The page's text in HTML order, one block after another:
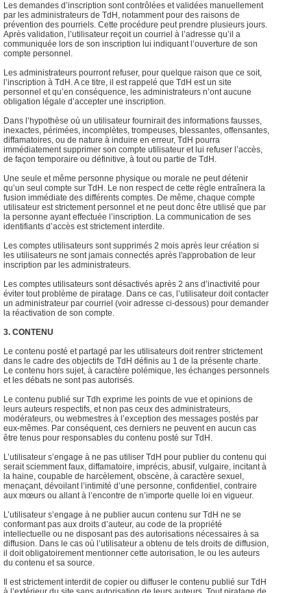
Les demandes d’inscription sont contrôlées et validées manuellement
par les administrateurs de TdH, notamment pour des raisons de
prévention des pourriels. Cette procédure peut prendre plusieurs jours.
Après validation, l’utilisateur reçoit un courriel à l’adresse qu’il a
communiquée lors de son inscription lui indiquant l’ouverture de son
compte personnel.
Les administrateurs pourront refuser, pour quelque raison que ce soit,
l’inscription à TdH. A ce titre, il est rappelé que TdH est un site
personnel et qu’en conséquence, les administrateurs n’ont aucune
obligation légale d’accepter une inscription.
Dans l’hypothèse où un utilisateur fournirait des informations fausses,
inexactes, périmées, incomplètes, trompeuses, blessantes, offensantes,
diffamatoires, ou de nature à induire en erreur, TdH pourra
immédiatement supprimer son compte utilisateur et lui refuser l’accès,
de façon temporaire ou définitive, à tout ou partie de TdH.
Une seule et même personne physique ou morale ne peut détenir
qu’un seul compte sur TdH. Le non respect de cette règle entraînera la
fusion immédiate des différents comptes. De même, chaque compte
utilisateur est strictement personnel et ne peut donc être utilisé que par
la personne ayant effectuée l’inscription. La communication de ses
identifiants d’accès est strictement interdite.
Les comptes utilisateurs sont supprimés 2 mois après leur création si
les utilisateurs ne sont jamais connectés après l'approbation de leur
inscription par les administrateurs.
Les comptes utilisateurs sont désactivés après 2 ans d’inactivité pour
éviter tout problème de piratage. Dans ce cas, l’utilisateur doit contacter
un administrateur par courriel (voir adresse ci-dessous) pour demander
la réactivation de son compte.
3. CONTENU
Le contenu posté et partagé par les utilisateurs doit rentrer strictement
dans le cadre des objectifs de TdH définis au 1 de la présente charte.
Le contenu hors sujet, à caractère polémique, les échanges personnels
et les débats ne sont pas autorisés.
Le contenu publié sur Tdh exprime les points de vue et opinions de
leurs auteurs respectifs, et non pas ceux des administrateurs,
modérateurs, ou webmestres à l’exception des messages postés par
eux-mêmes. Par conséquent, ces derniers ne peuvent en aucun cas
être tenus pour responsables du contenu posté sur TdH.
L’utilisateur s’engage à ne pas utiliser TdH pour publier du contenu qui
serait sciemment faux, diffamatoire, imprécis, abusif, vulgaire, incitant à
la haine, coupable de harcèlement, obscène, à caractère sexuel,
menaçant, dévoilant l’intimité d’une personne, confidentiel, contraire
aux mœurs ou allant à l’encontre de n’importe quelle loi en vigueur.
L’utilisateur s’engage à ne publier aucun contenu sur TdH ne se
conformant pas aux droits d’auteur, au code de la propriété
intellectuelle ou ne disposant pas des autorisations nécessaires à sa
diffusion. Dans le cas où l’utilisateur a obtenu de tels droits de diffusion,
il doit obligatoirement mentionner cette autorisation, le ou les auteurs
du contenu et sa source.
Il est strictement interdit de copier ou diffuser le contenu publié sur TdH